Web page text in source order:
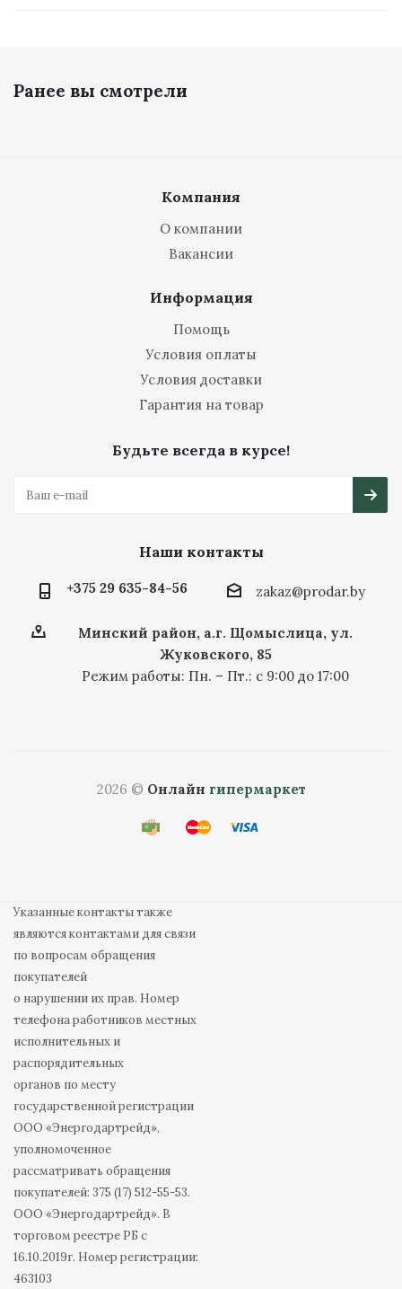
Ранее вы смотрели
Компания
О компании
Вакансии
Информация
Помощь
Условия оплаты
Условия доставки
Гарантия на товар
Будьте всегда в курсе!
Наши контакты
+375 29 635-84-56 zakaz@prodar.by
Минский район, а.г. Щомыслица, ул.
Жуковского, 85
Режим работы: Пн. – Пт.: с 9:00 до 17:00
2026 © Онлайн гипермаркет
Указанные контакты также
являются контактами для связи
по вопросам обращения
покупателей
о нарушении их прав. Номер
телефона работников местных
исполнительных и
распорядительных
органов по месту
государственной регистрации
ООО «Энергодартрейд»,
уполномоченное
рассматривать обращения
покупателей: 375 (17) 512-55-53.
ООО «Энергодартрейд». В
торговом реестре РБ с
16.10.2019г. Номер регистрации:
463103